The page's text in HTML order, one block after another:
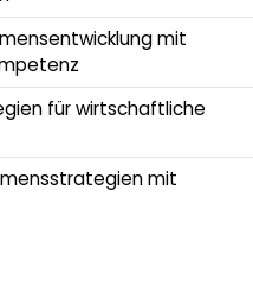
mit
für wirtschaftliche
mit